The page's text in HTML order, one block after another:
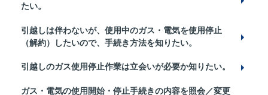
たい。
引越しは伴わないが、使用中のガス・電気を使用停止
（解約）したいので、手続き方法を知りたい。
引越しのガス使用停止作業は立会いが必要か知りたい。
ガス・電気の使用開始・停止手続きの内容を照会／変更